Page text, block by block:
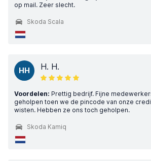
op mail. Zeer slecht.
Skoda Scala
HH H. H.
Voordelen: Prettig bedrijf. Fijne
geholpen toen we de pincode van onze
wisten. Hebben ze ons toch geholpen.
Skoda Kamiq